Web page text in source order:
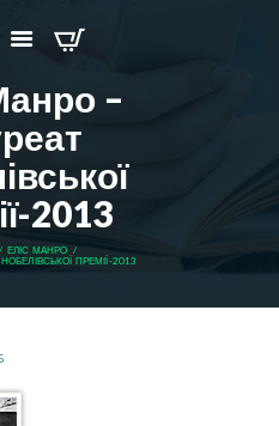
–
2013
ЕЛІС МАНРО
ПРЕМІЇ-2013